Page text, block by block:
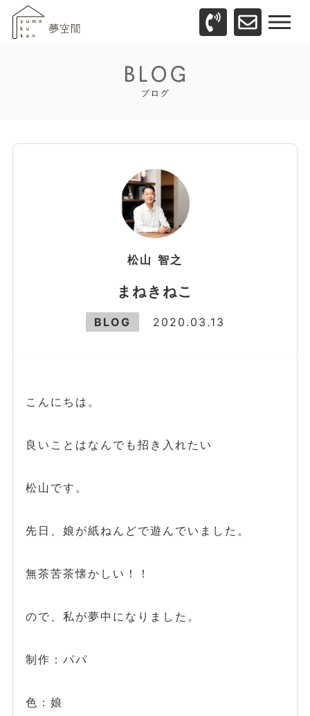
松山 智之
まねきねこ
BLOG 2020.03.13
こんにちは。
良いことはなんでも招き入れたい
松山です。
先日、娘が紙ねんどで遊んでいました。
無茶苦茶懐かしい！！
ので、私が夢中になりました。
制作：パパ
色：娘